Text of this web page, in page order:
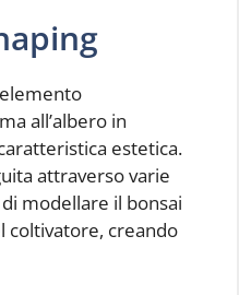
all’albero in
estetica.
attraverso varie
modellare il bonsai
coltivatore, creando